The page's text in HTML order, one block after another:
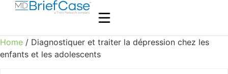
Home / Diagnostiquer et traiter la dépression chez les
enfants et les adolescents